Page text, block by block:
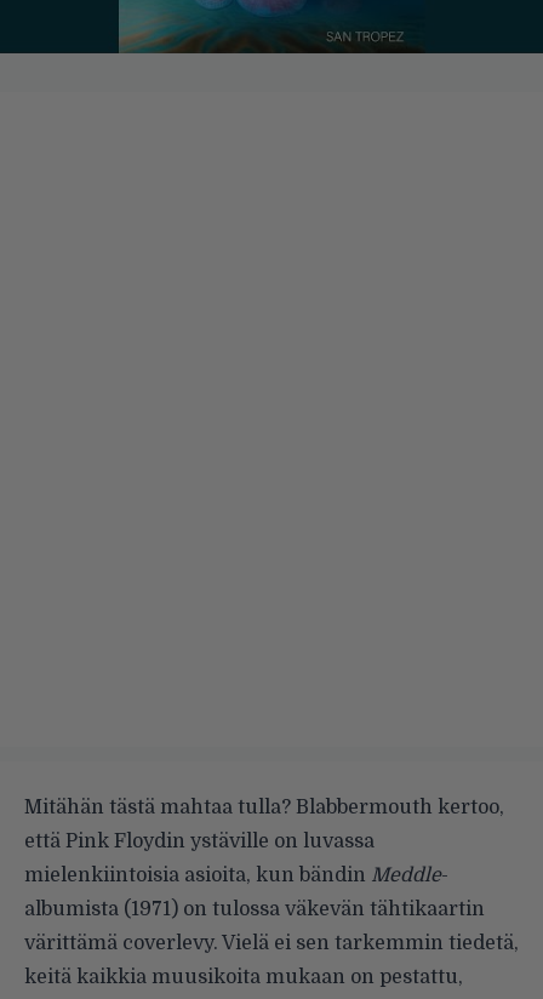
Mitähän tästä mahtaa tulla? Blabbermouth kertoo,
että Pink Floydin ystäville on luvassa
mielenkiintoisia asioita, kun bändin Meddle-
albumista (1971) on tulossa väkevän tähtikaartin
värittämä coverlevy. Vielä ei sen tarkemmin tiedetä,
keitä kaikkia muusikoita mukaan on pestattu,